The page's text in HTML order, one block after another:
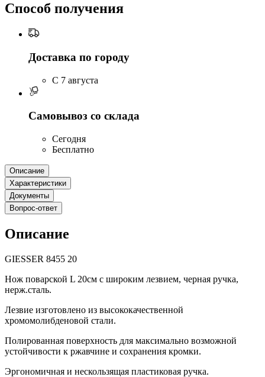
Способ получения
Доставка по городу
C 7 августа
Самовывоз со склада
Сегодня
Бесплатно
Описание
Характеристики
Документы
Вопрос-ответ
Описание
GIESSER 8455 20
Нож поварской L 20см с широким лезвием, черная ручка,
нерж.сталь.
Лезвие изготовлено из высококачественной
хромомолибденовой стали.
Полированная поверхность для максимально возможной
устойчивости к ржавчине и сохранения кромки.
Эргономичная и нескользящая пластиковая ручка.